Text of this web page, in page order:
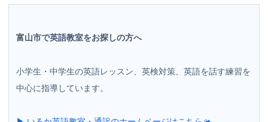
富山市で英語教室をお探しの方へ
小学生・中学生の英語レッスン、英検対策、英語を話す練習を
中心に指導しています。